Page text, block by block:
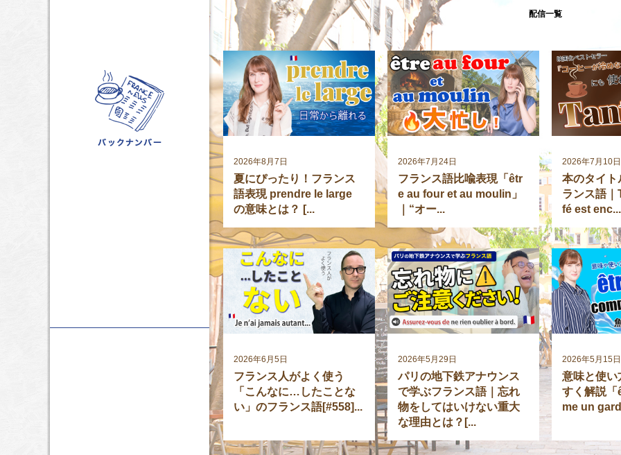
配信一覧
2026年8月7日
夏にぴったり！フランス
語表現 prendre le large
の意味とは？ [...
2026年7月24日
フランス語比喩表現「êtr
e au four et au moulin」
｜“オー...
2026年7月10日
本のタイト
ランス語
fé est enc...
2026年6月5日
フランス人がよく使う
「こんなに…したことな
い」のフランス語[#558]...
2026年5月29日
パリの地下鉄アナウンス
で学ぶフランス語｜忘れ
物をしてはいけない重大
な理由とは？[...
2026年5月15日
意味と使い
すく解説
me un